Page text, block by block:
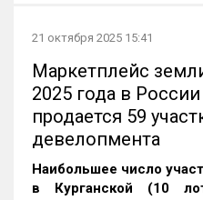
21 октября 2025 15:41
Маркетплейс
2025 года в России
продается 59
девелопмента
Наибольшее число
в Курганской (10